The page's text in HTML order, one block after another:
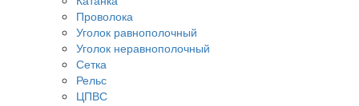
Проволока
Уголок равнополочный
Уголок неравнополочный
Сетка
Рельс
ЦПВС